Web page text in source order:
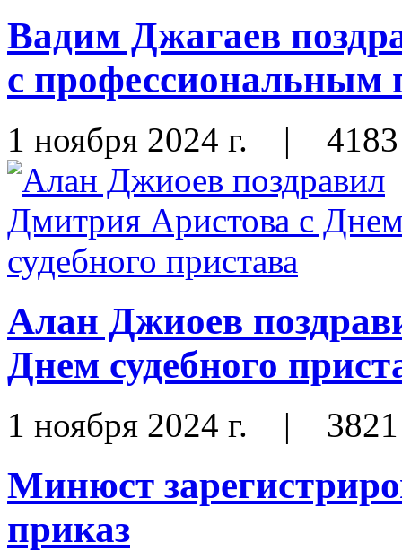
Вадим Джагаев
с профессиональным
1 ноября 2024 г. | 4183
Алан Джиоев
Днем судебного
1 ноября 2024 г. | 3821
Минюст
приказ